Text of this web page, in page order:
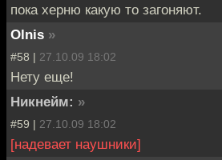
пока херню какую то загоняют.
Olnis »
#58 | 27.10.09 18:02
Нету еще!
Никнейм: »
#59 | 27.10.09 18:02
[надевает наушники]